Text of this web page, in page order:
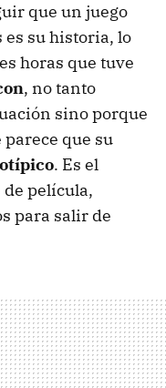
que un juego
es su historia, lo
horas que tuve
, no tanto
sino porque
que su
. Es el
película,
para salir de